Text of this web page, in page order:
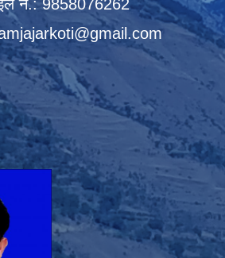
नं.: 9858076262